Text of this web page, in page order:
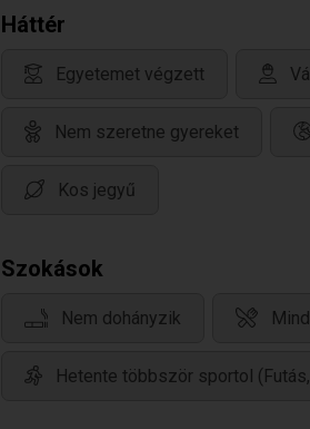
Háttér
Egyetemet végzett
Nem szeretne gyereket
Kos jegyű
Szokások
Nem dohányzik
Hetente többször sportol